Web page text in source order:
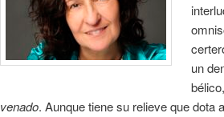
un
venado. Aunque tiene su relieve que dota a